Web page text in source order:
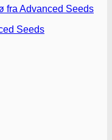
Seeds